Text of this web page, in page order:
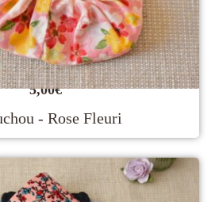
5,00€
- Rose Fleuri